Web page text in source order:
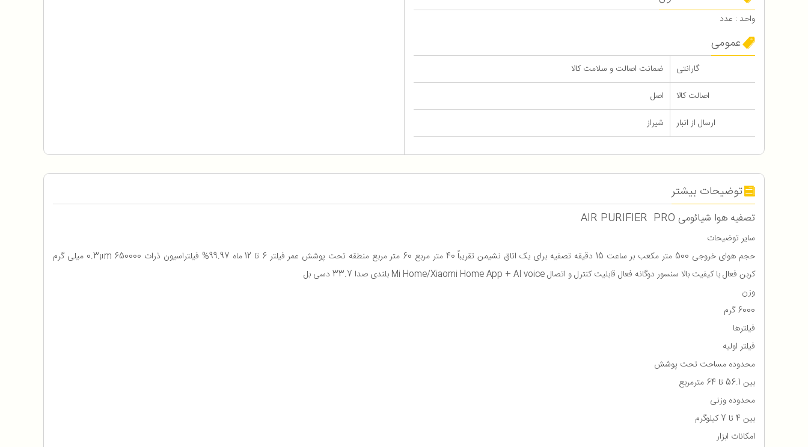
واحد : عدد
عمومی
گارانتی
ضمانت اصالت و سلامت کالا
اصالت کالا
اصل
ارسال از انبار
شیراز
توضیحات بیشتر
تصفیه هوا شیائومی AIR PURIFIER PRO
سایر توضیحات
حجم هوای خروجی 500 متر مکعب بر ساعت 15 دقیقه تصفیه برای یک اتاق نشیمن تقریباً 40 متر مربع 60 متر مربع منطقه تحت پوشش عمر فیلتر 6 تا 12 ماه 99.97% فیلتراسیون ذرات 0.3μm 650000 میلی گرم
کربن فعال با کیفیت بالا سنسور دوگانه فعال قابلیت کنترل و اتصال Mi Home/Xiaomi Home App + AI voice بلندی صدا 33.7 دسی بل
وزن
6000 گرم
فیلترها
فیلتر اولیه
محدوده مساحت تحت پوشش
بین 56.1 تا 64 متر‌مربع
محدوده وزنی
بین 4 تا 7 کیلوگرم
امکانات ابزار